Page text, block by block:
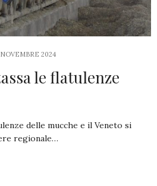
2024
le flatulenze
delle mucche e il Veneto si
regionale…